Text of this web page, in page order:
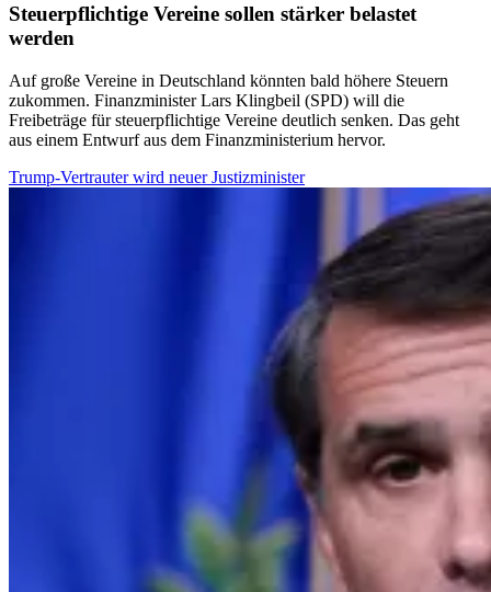
Steuerpflichtige Vereine sollen stärker belastet
werden
Auf große Vereine in Deutschland könnten bald höhere Steuern
zukommen. Finanzminister Lars Klingbeil (SPD) will die
Freibeträge für steuerpflichtige Vereine deutlich senken. Das geht
aus einem Entwurf aus dem Finanzministerium hervor.
Trump-Vertrauter wird neuer Justizminister